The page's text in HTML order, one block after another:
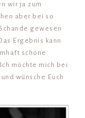
wir ja zum
aber bei so
gewesen
Ergebnis kann
schöne
möchte mich bei
wünsche Euch